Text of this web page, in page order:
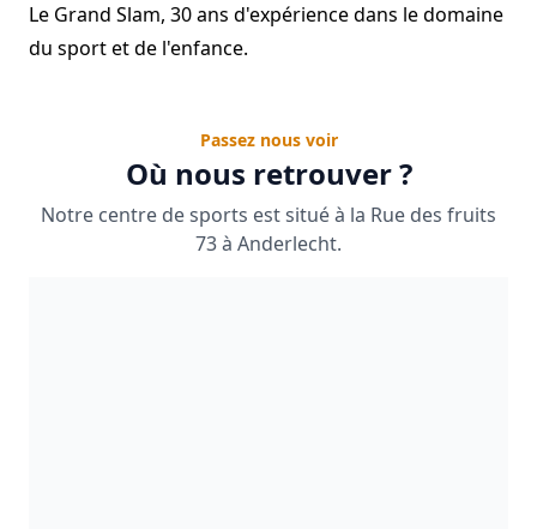
Le Grand Slam, 30 ans d'expérience dans le domaine
du sport et de l'enfance.
Passez nous voir
Où nous retrouver ?
Notre centre de sports est situé à la Rue des fruits
73 à Anderlecht.